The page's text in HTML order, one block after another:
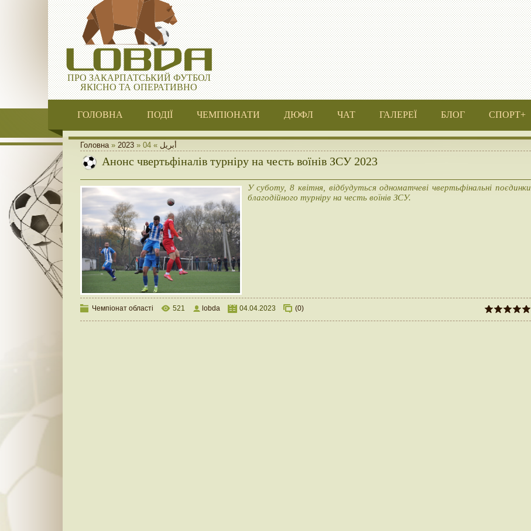
ПРО ЗАКАРПАТСЬКИЙ ФУТБОЛ
ЯКІСНО ТА ОПЕРАТИВНО
ГОЛОВНА ПОДІЇ ЧЕМПІОНАТИ ДЮФЛ ЧАТ ГАЛЕРЕЇ БЛОГ СПОРТ+
Головна» 2023 » أبريل »
04
Анонс чвертьфіналів турніру на честь воїнів ЗСУ 2023
У суботу, 8 квітня, відбудуться одноматчеві чвертьфінальні поєдинки
благодійного турніру на честь воїнів ЗСУ.
Чемпіонат області 521 lobda 04.04.2023 (0)